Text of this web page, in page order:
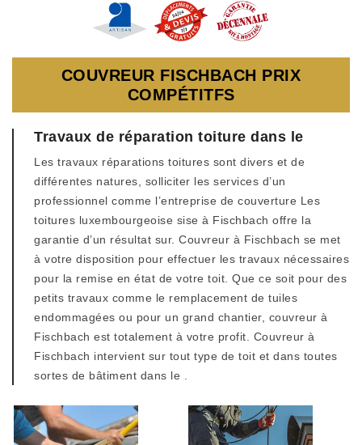
COUVREUR FISCHBACH PRIX
COMPÉTITFS
Travaux de réparation toiture dans le
Les travaux réparations toitures sont divers et de
différentes natures, solliciter les services d’un
professionnel comme l’entreprise de couverture Les
toitures luxembourgeoise sise à Fischbach offre la
garantie d’un résultat sur. Couvreur à Fischbach se met
à votre disposition pour effectuer les travaux nécessaires
pour la remise en état de votre toit. Que ce soit pour des
petits travaux comme le remplacement de tuiles
endommagées ou pour un grand chantier, couvreur à
Fischbach est totalement à votre profit. Couvreur à
Fischbach intervient sur tout type de toit et dans toutes
sortes de bâtiment dans le .